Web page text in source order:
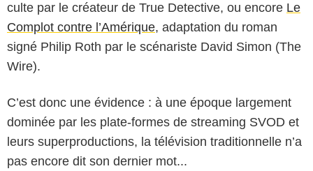
culte par le créateur de True Detective, ou encore Le
Complot contre l’Amérique, adaptation du roman
signé Philip Roth par le scénariste David Simon (The
Wire).
C’est donc une évidence : à une époque largement
dominée par les plate-formes de streaming SVOD et
leurs superproductions, la télévision traditionnelle n’a
pas encore dit son dernier mot...